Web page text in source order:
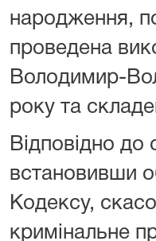
народження,
проведена
Володимир-
року та
Відповідно до
встановивши
Кодексу,
кримінальне